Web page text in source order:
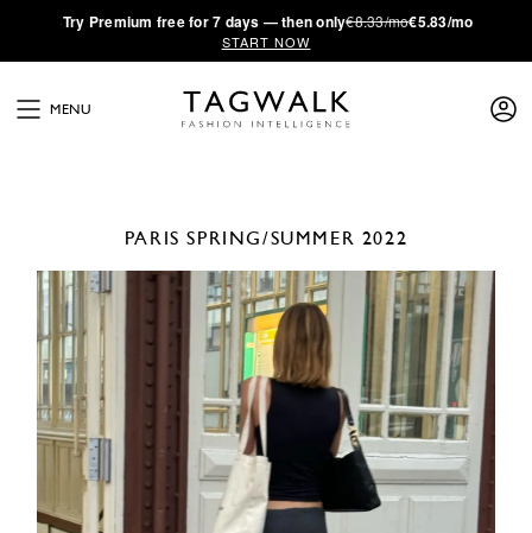
·Try Premium free for 7 days — then only€8.33/mo€5.83/mo
START NOW
MENU
PARIS SPRING/SUMMER 2022